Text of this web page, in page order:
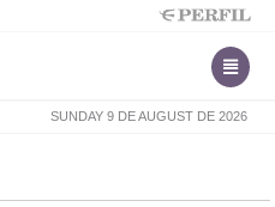
SUNDAY 9 DE AUGUST DE 2026